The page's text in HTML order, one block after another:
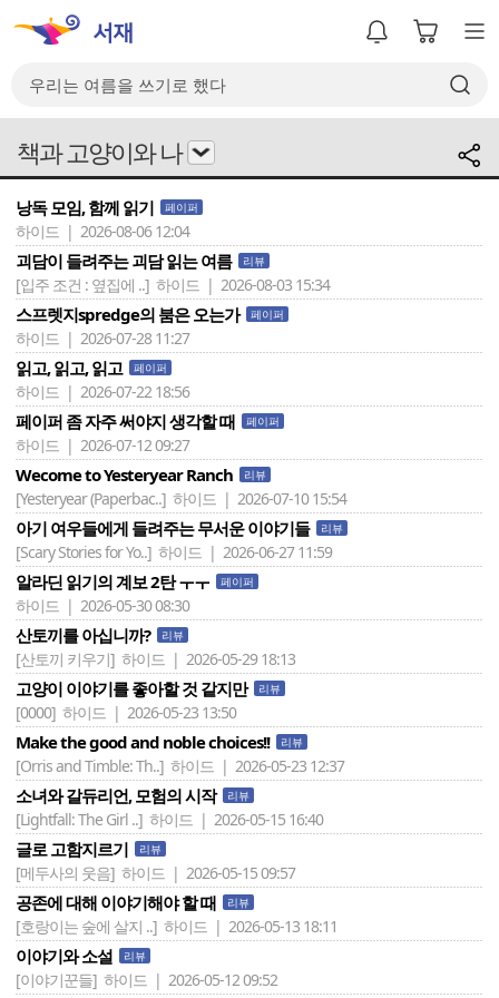
책과 고양이와 나
낭독 모임, 함께 읽기 페이퍼
하이드 | 2026-08-06 12:04
괴담이 들려주는 괴담 읽는 여름 리뷰
[입주 조건 : 옆집에 ..] 하이드 | 2026-08-03 15:34
스프렛지spredge의 붐은 오는가 페이퍼
하이드 | 2026-07-28 11:27
읽고, 읽고, 읽고 페이퍼
하이드 | 2026-07-22 18:56
페이퍼 좀 자주 써야지 생각할 때 페이퍼
하이드 | 2026-07-12 09:27
Wecome to Yesteryear Ranch 리뷰
[Yesteryear (Paperbac..] 하이드 | 2026-07-10 15:54
아기 여우들에게 들려주는 무서운 이야기들 리뷰
[Scary Stories for Yo..] 하이드 | 2026-06-27 11:59
알라딘 읽기의 계보 2탄 ㅜㅜ 페이퍼
하이드 | 2026-05-30 08:30
산토끼를 아십니까? 리뷰
[산토끼 키우기] 하이드 | 2026-05-29 18:13
고양이 이야기를 좋아할 것 같지만 리뷰
[0000] 하이드 | 2026-05-23 13:50
Make the good and noble choices!! 리뷰
[Orris and Timble: Th..] 하이드 | 2026-05-23 12:37
소녀와 갈듀리언, 모험의 시작 리뷰
[Lightfall: The Girl ..] 하이드 | 2026-05-15 16:40
글로 고함지르기 리뷰
[메두사의 웃음] 하이드 | 2026-05-15 09:57
공존에 대해 이야기해야 할 때 리뷰
[호랑이는 숲에 살지 ..] 하이드 | 2026-05-13 18:11
이야기와 소설 리뷰
[이야기꾼들] 하이드 | 2026-05-12 09:52